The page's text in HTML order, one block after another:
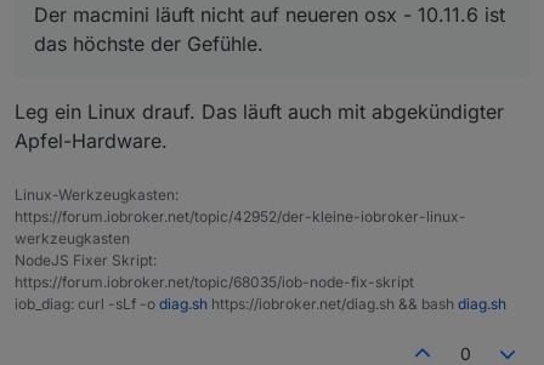
Einsatzzweck ist der gut und zuverlässig gelaufen.
Ich finde nur folgende Infos im Netz bzw. der
offiziellen ioBroker Seite / Doku
-> alte Variante mit zip Download der so nicht mehr
erfolgt
https://www.iobroker.net/#de/documentation/instal
l/macos.md
-> Tutorials nur für Raspberry
Hat vielleicht
mit meinem bestehenden System das update noch
Neuinstallation erspart bleibt?
Danke & Gruß
Der macmini läuft nicht auf neueren osx - 10.11.6 ist
das höchste der Gefühle.
Leg ein Linux drauf. Das läuft auch mit abgekündigter
Apfel-Hardware.
Linux-Werkzeugkasten:
https://forum.iobroker.net/topic/42952/der-kleine-iobroker-linux-
werkzeugkasten
NodeJS Fixer Skript:
https://forum.iobroker.net/topic/68035/iob-node-fix-skript
iob_diag: curl -sLf -o diag.sh https://iobroker.net/diag.sh && bash diag.sh
0